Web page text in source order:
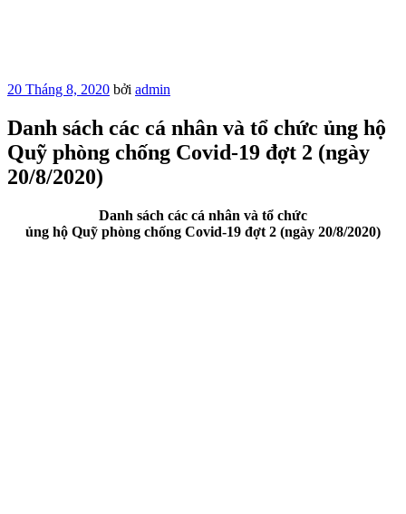
Đăng
20 Tháng 8, 2020 bởi admin
Danh sách các cá nhân và tổ chức ủng hộ
Quỹ phòng chống Covid-19 đợt 2 (ngày
20/8/2020)
Danh sách các cá nhân và tổ chức
ủng hộ Quỹ phòng chống Covid-19 đợt 2 (ngày 20/8/2020)